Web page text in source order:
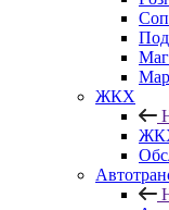
ЖКХ